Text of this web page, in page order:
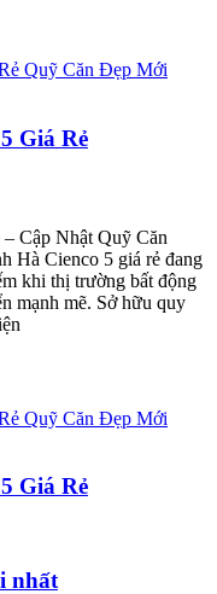
Giá Rẻ
Cập Nhật Quỹ Căn
Hà Cienco 5 giá rẻ đang
khi thị trường bất động
mạnh mẽ. Sở hữu quy
Giá Rẻ
nhất